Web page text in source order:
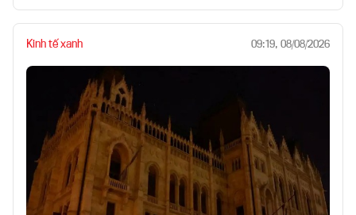
Kinh tế xanh 09:19, 08/08/2026